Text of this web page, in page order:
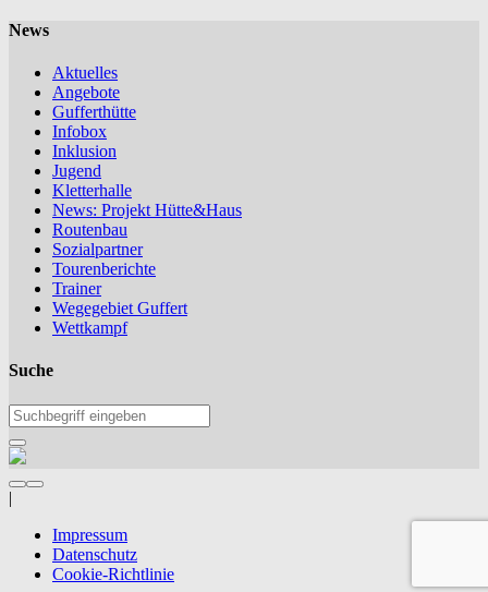
News
Aktuelles
Angebote
Gufferthütte
Infobox
Inklusion
Jugend
Kletterhalle
News: Projekt Hütte&Haus
Routenbau
Sozialpartner
Tourenberichte
Trainer
Wegegebiet Guffert
Wettkampf
Suche
|
Impressum
Datenschutz
Cookie-Richtlinie